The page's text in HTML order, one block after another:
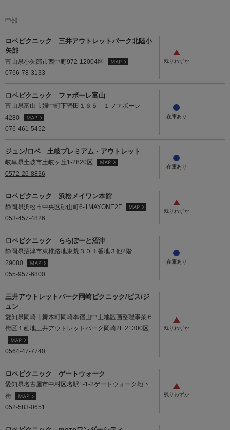
中部
ロペピクニック 三井アウトレットパーク北陸小
矢部
富山県小矢部市西中野972-12004区
0766-78-3133
ロペピクニック ファボーレ富山
富山県富山市婦中町下轡田１６５－１ファボーレ
4280
076-461-5452
ジュン/ロペ 土岐プレミアム・アウトレット
岐阜県土岐市土岐ヶ丘1-2820区
0572-26-8836
ロペピクニック 浜松メイワン本館
静岡県浜松市中央区砂山町6-1MAYONE2F
053-457-4826
ロペピクニック ららぽーと沼津
静岡県沼津市東椎路地東荒３０１番地３他2階
29080
055-957-6800
三井アウトレットパーク岡崎ピクニック/ビス/ジ
ュン
愛知県岡崎市舞木町岡崎本宿山中土地区画整理事業６
街区１画地三井アウトレットパーク岡崎2F 21300区
0564-47-7740
ロペピクニック ゲートウォーク
愛知県名古屋市中村区名駅1-1-2ゲートウォーク地下
街
052-583-0651